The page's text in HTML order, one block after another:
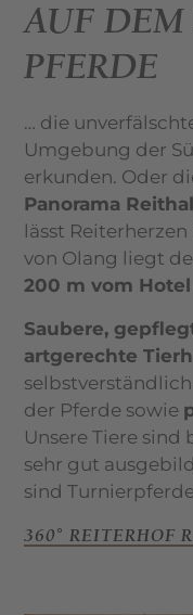
AUF DEM
PFERDE
… die
Umgebung der
erkunden. Oder
Panorama
lässt
von Olang liegt
200 m vom
Saubere,
artgerechte
der Pferde sowie
Unsere Tiere
sehr gut
sind
360° REITERHOF